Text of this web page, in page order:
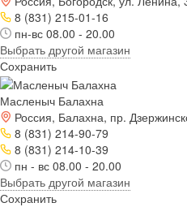
8 (831) 215-01-16
пн-вс 08.00 - 20.00
Выбрать другой магазин
Сохранить
Масленыч Балахна
Россия, Балахна, пр.
8 (831) 214-90-79
8 (831) 214-10-39
пн - вс 08.00 - 20.00
Выбрать другой магазин
Сохранить